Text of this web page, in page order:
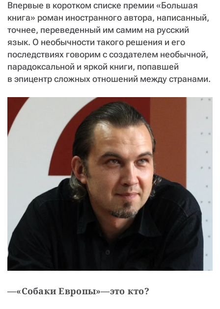
Впервые в коротком списке премии «Большая
книга» роман иностранного автора, написанный,
точнее, переведенный им самим на русский
язык. О необычности такого решения и его
последствиях говорим с создателем необычной,
парадоксальной и яркой книги, попавшей
в эпицентр сложных отношений между странами.
—«Собаки Европы»—это кто?
Если у вас есть вопросы, пишите donate@novayagazeta.ruили
звоните: